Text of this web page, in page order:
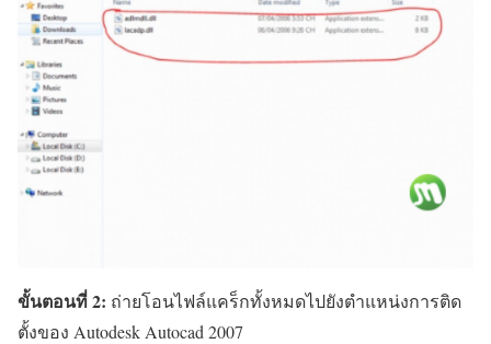
ขั้นตอนที่ 2: ถ่ายโอนไฟล์แคร็กทั้งหมดไปยังตำแหน่งการติด
ตั้งของ Autodesk Autocad 2007